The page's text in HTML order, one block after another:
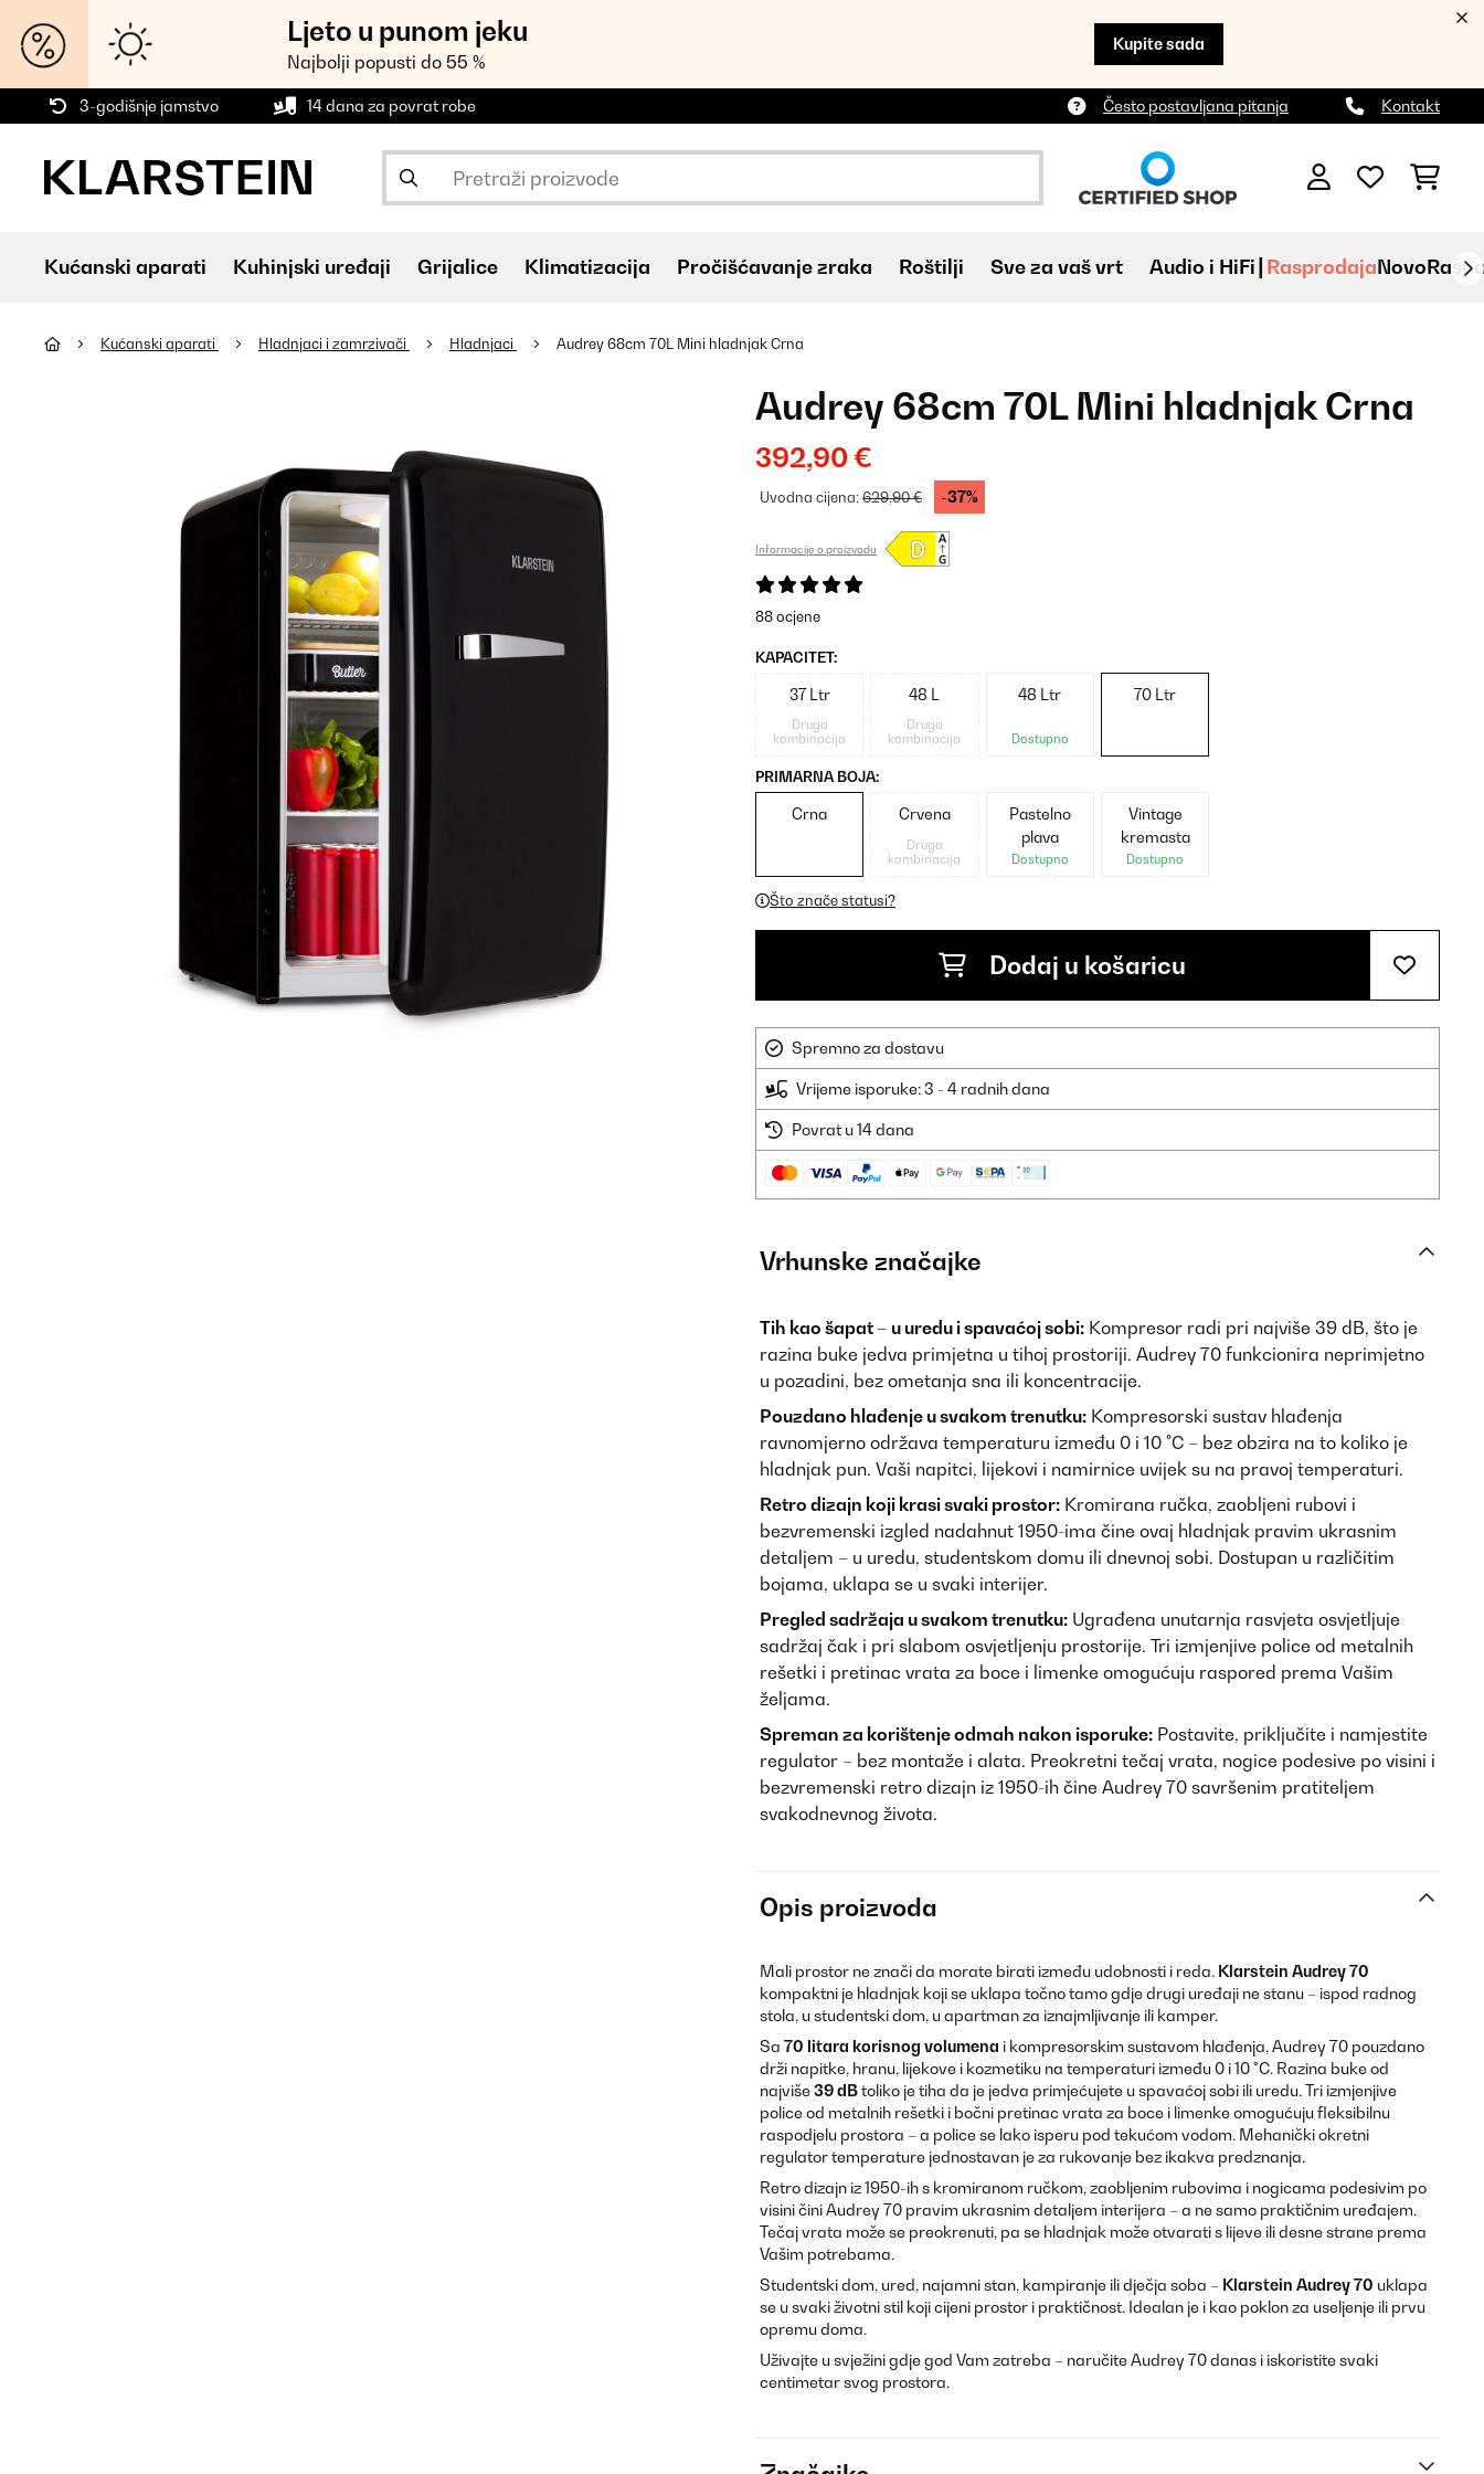
Ljeto u punom jeku
Najbolji popusti do 55 %
Kupite sada
3-godišnje jamstvo 14 dana za povrat robe Često postavljana pitanja Kontakt
Kućanski aparati Kuhinjski uređaji Grijalice Klimatizacija Pročišćavanje zraka Roštilji Sve za vaš vrt Audio i HiFi RasprodajaNovo
Kućanski aparati Hladnjaci i zamrzivači Hladnjaci Audrey 68cm 70L Mini hladnjak Crna
Audrey 68cm 70L Mini hladnjak Crna
392,90 €
Uvodna cijena:629,90 € -37%
Informacije o proizvodu
88 ocjene
KAPACITET:
37 Ltr
Druga
kombinacija
48 L
Druga
kombinacija
48 Ltr
Dostupno
70 Ltr
PRIMARNA BOJA:
Crna Crvena
Druga
kombinacija
Pastelno
plava
Dostupno
Vintage
kremasta
Dostupno
Što znače statusi?
Dodaj u košaricu
Spremno za dostavu
Vrijeme isporuke: 3 - 4 radnih dana
Povrat u 14 dana
Vrhunske značajke
Tih kao šapat – u uredu i spavaćoj sobi: Kompresor radi pri najviše 39 dB, što je
razina buke jedva primjetna u tihoj prostoriji. Audrey 70 funkcionira neprimjetno
u pozadini, bez ometanja sna ili koncentracije.
Pouzdano hlađenje u svakom trenutku: Kompresorski sustav hlađenja
ravnomjerno održava temperaturu između 0 i 10 °C – bez obzira na to koliko je
hladnjak pun. Vaši napitci, lijekovi i namirnice uvijek su na pravoj temperaturi.
Retro dizajn koji krasi svaki prostor: Kromirana ručka, zaobljeni rubovi i
bezvremenski izgled nadahnut 1950-ima čine ovaj hladnjak pravim ukrasnim
detaljem – u uredu, studentskom domu ili dnevnoj sobi. Dostupan u različitim
bojama, uklapa se u svaki interijer.
Pregled sadržaja u svakom trenutku: Ugrađena unutarnja rasvjeta osvjetljuje
sadržaj čak i pri slabom osvjetljenju prostorije. Tri izmjenjive police od metalnih
rešetki i pretinac vrata za boce i limenke omogućuju raspored prema Vašim
željama.
Spreman za korištenje odmah nakon isporuke: Postavite, priključite i namjestite
regulator – bez montaže i alata. Preokretni tečaj vrata, nogice podesive po visini i
bezvremenski retro dizajn iz 1950-ih čine Audrey 70 savršenim pratiteljem
svakodnevnog života.
Opis proizvoda
Mali prostor ne znači da morate birati između udobnosti i reda. Klarstein Audrey 70
kompaktni je hladnjak koji se uklapa točno tamo gdje drugi uređaji ne stanu – ispod radnog
stola, u studentski dom, u apartman za iznajmljivanje ili kamper.
Sa 70 litara korisnog volumena i kompresorskim sustavom hlađenja, Audrey 70 pouzdano
drži napitke, hranu, lijekove i kozmetiku na temperaturi između 0 i 10 °C. Razina buke od
najviše39 dBtoliko je tiha da je jedva primjećujete u spavaćoj sobi ili uredu. Tri izmjenjive
police od metalnih rešetki i bočni pretinac vrata za boce i limenke omogućuju fleksibilnu
raspodjelu prostora – a police se lako isperu pod tekućom vodom. Mehanički okretni
regulator temperature jednostavan je za rukovanje bez ikakva predznanja.
Retro dizajn iz 1950-ih s kromiranom ručkom, zaobljenim rubovima i nogicama podesivim po
visini čini Audrey 70 pravim ukrasnim detaljem interijera – a ne samo praktičnim uređajem.
Tečaj vrata može se preokrenuti, pa se hladnjak može otvarati s lijeve ili desne strane prema
Vašim potrebama.
Studentski dom, ured, najamni stan, kampiranje ili dječja soba – Klarstein Audrey 70 uklapa
se u svaki životni stil koji cijeni prostor i praktičnost. Idealan je i kao poklon za useljenje ili prvu
opremu doma.
Uživajte u svježini gdje god Vam zatreba – naručite Audrey 70 danas i iskoristite svaki
centimetar svog prostora.